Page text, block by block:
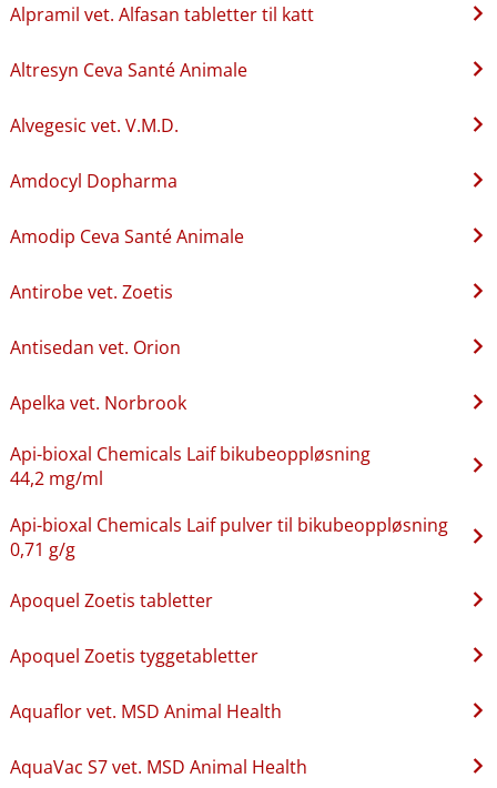
Alpramil vet. Alfasan tabletter til katt
Altresyn Ceva Santé Animale
Alvegesic vet. V.M.D.
Amdocyl Dopharma
Amodip Ceva Santé Animale
Antirobe vet. Zoetis
Antisedan vet. Orion
Apelka vet. Norbrook
Api-bioxal Chemicals Laif bikubeoppløsning
44,2 mg/ml
Api-bioxal Chemicals Laif pulver til bikubeoppløsning
0,71 g/g
Apoquel Zoetis tabletter
Apoquel Zoetis tyggetabletter
Aquaflor vet. MSD Animal Health
AquaVac S7 vet. MSD Animal Health